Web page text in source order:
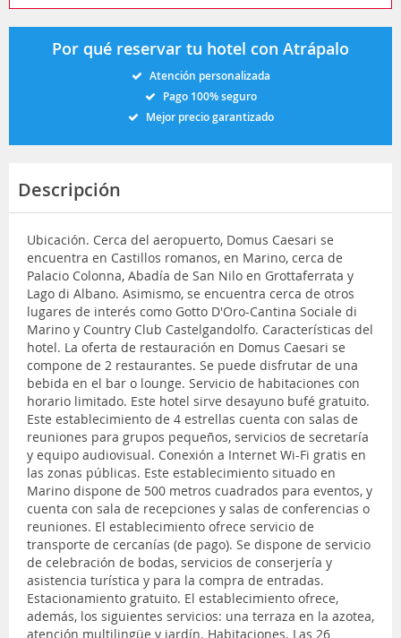
Por qué reservar tu hotel con Atrápalo
Atención personalizada
Pago 100% seguro
Mejor precio garantizado
Descripción
Ubicación. Cerca del aeropuerto, Domus Caesari se
encuentra en Castillos romanos, en Marino, cerca de
Palacio Colonna, Abadía de San Nilo en Grottaferrata y
Lago di Albano. Asimismo, se encuentra cerca de otros
lugares de interés como Gotto D'Oro-Cantina Sociale di
Marino y Country Club Castelgandolfo. Características del
hotel. La oferta de restauración en Domus Caesari se
compone de 2 restaurantes. Se puede disfrutar de una
bebida en el bar o lounge. Servicio de habitaciones con
horario limitado. Este hotel sirve desayuno bufé gratuito.
Este establecimiento de 4 estrellas cuenta con salas de
reuniones para grupos pequeños, servicios de secretaría
y equipo audiovisual. Conexión a Internet Wi-Fi gratis en
las zonas públicas. Este establecimiento situado en
Marino dispone de 500 metros cuadrados para eventos, y
cuenta con sala de recepciones y salas de conferencias o
reuniones. El establecimiento ofrece servicio de
transporte de cercanías (de pago). Se dispone de servicio
de celebración de bodas, servicios de conserjería y
asistencia turística y para la compra de entradas.
Estacionamiento gratuito. El establecimiento ofrece,
además, los siguientes servicios: una terraza en la azotea,
atención multilingüe y jardín. Habitaciones. Las 26